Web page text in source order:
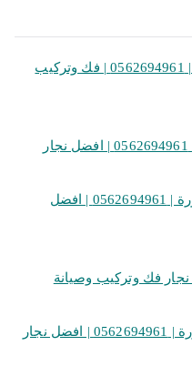
فني تركيب مطابخ بالمدينة المنورة | 0562694961 | فك وتركيب
نجار تركيب غرف نوم بالمدينة المنورة | 0562694961 | افضل
فني تركيب غرف نوم بالمدينة المنورة | 0562694961 | افضل نجار